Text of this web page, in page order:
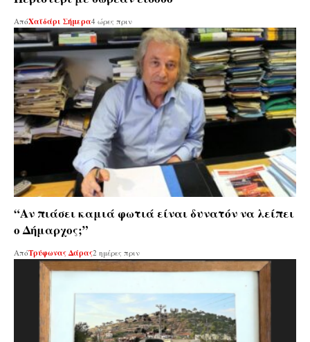
ΑπόΧαϊδάρι Σήμερα4 ώρες πριν
“Αν πιάσει καμιά φωτιά είναι δυνατόν να λείπει
ο Δήμαρχος;”
ΑπόΤρύφωνας Δάρας2 ημέρες πριν